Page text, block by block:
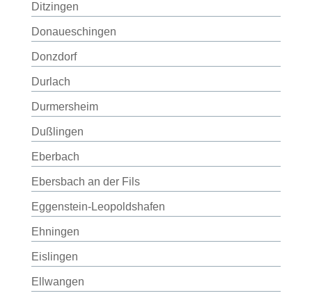
Ditzingen
Donaueschingen
Donzdorf
Durlach
Durmersheim
Dußlingen
Eberbach
Ebersbach an der Fils
Eggenstein-Leopoldshafen
Ehningen
Eislingen
Ellwangen